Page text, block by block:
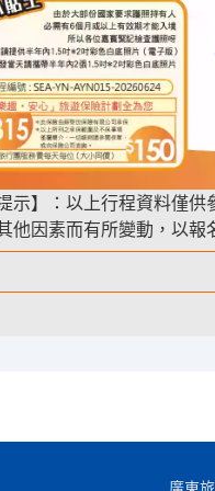
提示】：以上行程資料僅
他因素而有所變動，以報